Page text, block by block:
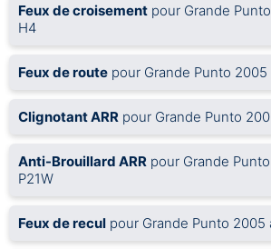
Feux de croisement pour Grande
H4
Feux de route pour Grande Punto 2005
Clignotant ARR pour Grande Punto
Anti-Brouillard ARR pour Grande
P21W
Feux de recul pour Grande Punto 2005